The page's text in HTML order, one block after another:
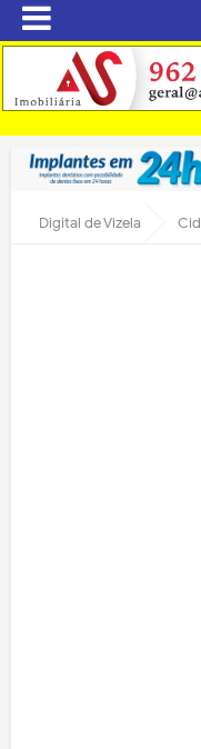
Digital de Vizela